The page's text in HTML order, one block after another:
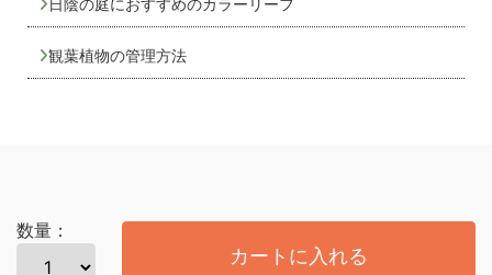
日陰の庭におすすめのカラーリーフ
観葉植物の管理方法
数量：
カートに入れる